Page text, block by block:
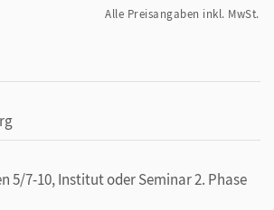
Alle Preisangaben inkl. MwSt.
5/7-10, Institut oder Seminar 2. Phase